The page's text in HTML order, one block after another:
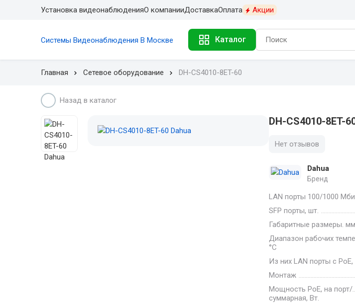
Установка видеонаблюденияО компанииДоставкаОплата Акции
Системы Видеонаблюдения В Москве Каталог
Главная Сетевое оборудование DH-CS4010-8ET-60
Назад в каталог
DH-CS4010-8ET-
Нет отзывов
Dahua
Бренд
LAN порты 100/1000
SFP порты, шт.
Габаритные размеры. мм
Диапазон рабочих
°С
Из них LAN порты с PoE,
Монтаж
Мощность РоЕ, на порт/
суммарная, Вт.